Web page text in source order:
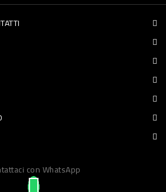
con WhatsApp